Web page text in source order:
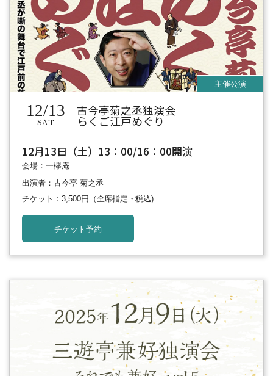
12/13
SAT
古今亭菊之丞独演会
らくご江戸めぐり
12月13日（土）13：00/16：00開演
会場：一欅庵
出演者：古今亭 菊之丞
チケット：3,500円
（全席指定・税込)
チケット予約